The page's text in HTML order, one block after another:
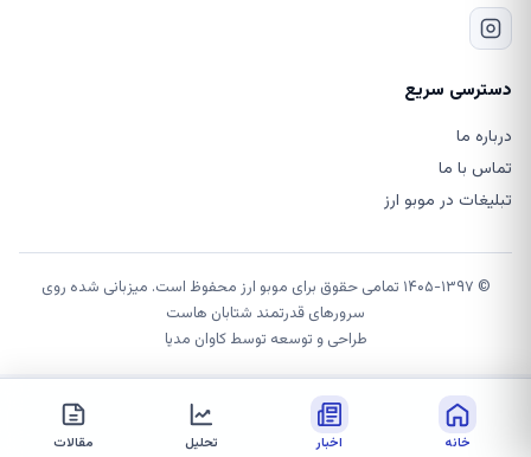
دسترسی سریع
درباره ما
تماس با ما
تبلیغات در موبو ارز
© ۱۴۰۵-۱۳۹۷ تمامی حقوق برای موبو ارز محفوظ است. میزبانی شده روی
سرورهای قدرتمند شتابان هاست
طراحی و توسعه توسطکاوان مدیا
خانه اخبار تحلیل مقالات